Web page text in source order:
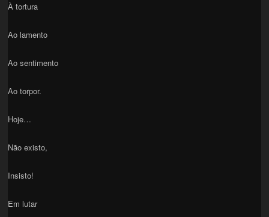
À tortura
Ao lamento
Ao sentimento
Ao torpor.
Hoje…
Não existo,
Insisto!
Em lutar